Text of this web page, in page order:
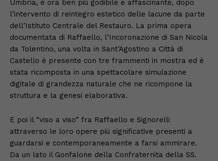
Umbria, è ora ben più godibile e affascinante, dopo
l’intervento di reintegro estetico delle lacune da parte
dell’Istituto Centrale del Restauro. La prima opera
documentata di Raffaello, l’Incoronazione di San Nicola
da Tolentino, una volta in Sant’Agostino a Città di
Castello è presente con tre frammenti in mostra ed è
stata ricomposta in una spettacolare simulazione
digitale di grandezza naturale che ne ricompone la
struttura e la genesi elaborativa.
E poi il “viso a viso” fra Raffaello e Signorelli
attraverso le loro opere più significative presenti a
guardarsi e contemporaneamente a farsi ammirare.
Da un lato il Gonfalone della Confraternita della SS.